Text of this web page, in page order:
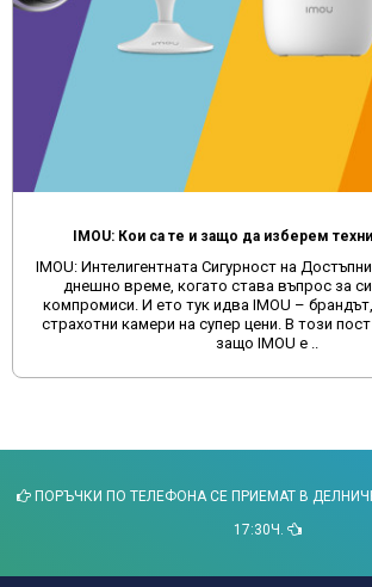
IMOU: Кои са те и защо да изберем
IMOU: Интелигентната Сигурност на
днешно време, когато става въпрос за
компромиси. И ето тук идва IMOU –
страхотни камери на супер цени. В този
защо IMOU е ..
ПОРЪЧКИ ПО ТЕЛЕФОНА СЕ ПРИЕМАТ В
17:30Ч.